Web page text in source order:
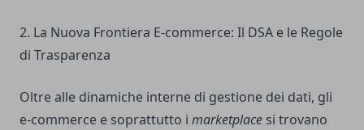
2. La Nuova Frontiera E-commerce: Il DSA e le Regole
di Trasparenza
Oltre alle dinamiche interne di gestione dei dati, gli
e-commerce e soprattutto i marketplace si trovano